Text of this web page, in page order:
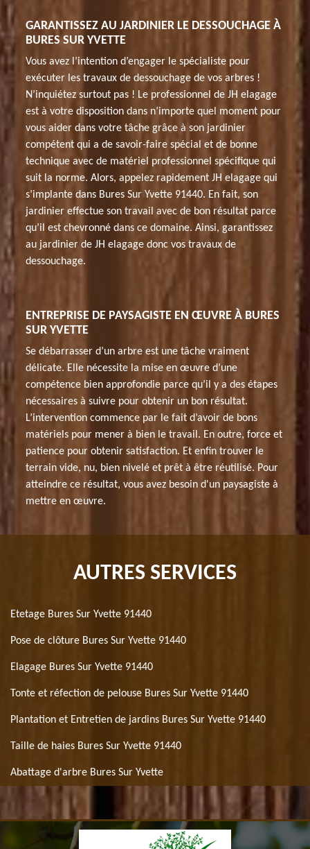
GARANTISSEZ AU JARDINIER LE DESSOUCHAGE À
BURES SUR YVETTE
Vous avez l’intention d’engager le spécialiste pour
exécuter les travaux de dessouchage de vos arbres !
N’inquiétez surtout pas ! Le professionnel de JH elagage
est à votre disposition dans n’importe quel moment pour
vous aider dans votre tâche grâce à son jardinier
compétent qui a de savoir-faire spécial et de bonne
technique avec de matériel professionnel spécifique qui
suit la norme. Alors, appelez rapidement JH elagage qui
s’implante dans Bures Sur Yvette 91440. En fait, son
jardinier effectue son travail avec de bon résultat parce
qu’il est chevronné dans ce domaine. Ainsi, garantissez
au jardinier de JH elagage donc vos travaux de
dessouchage.
ENTREPRISE DE PAYSAGISTE EN ŒUVRE À BURES
SUR YVETTE
Se débarrasser d’un arbre est une tâche vraiment
délicate. Elle nécessite la mise en œuvre d’une
compétence bien approfondie parce qu’il y a des étapes
nécessaires à suivre pour obtenir un bon résultat.
L’intervention commence par le fait d’avoir de bons
matériels pour mener à bien le travail. En outre, force et
patience pour obtenir satisfaction. Et enfin trouver le
terrain vide, nu, bien nivelé et prêt à être réutilisé. Pour
atteindre ce résultat, vous avez besoin d'un paysagiste à
mettre en œuvre.
AUTRES SERVICES
Etetage Bures Sur Yvette 91440
Pose de clôture Bures Sur Yvette 91440
Elagage Bures Sur Yvette 91440
Tonte et réfection de pelouse Bures Sur Yvette 91440
Plantation et Entretien de jardins Bures Sur Yvette 91440
Taille de haies Bures Sur Yvette 91440
Abattage d'arbre Bures Sur Yvette